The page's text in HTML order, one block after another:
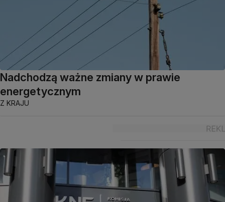
Nadchodzą ważne zmiany w prawie
energetycznym
Z KRAJU